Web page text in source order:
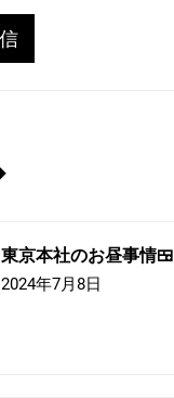
東京本社のお昼事情🍱
2024年7月8日